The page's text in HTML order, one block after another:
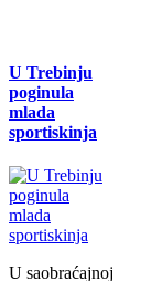
U Trebinju
poginula
mlada
sportiskinja
U saobraćajnoj